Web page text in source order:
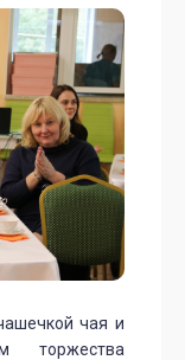
чая и
торжества